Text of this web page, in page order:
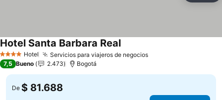
4 EstrellasHotel Servicios para viajeros de negocios
Hotel Santa Barbara Real
7,5 Bueno 2.473 Bogotá
De $ 81.688